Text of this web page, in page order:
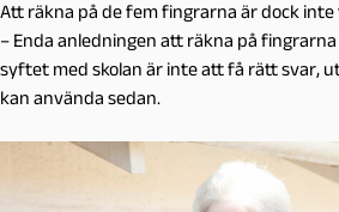
Att räkna på de fem fingrarna är dock inte
– Enda anledningen att räkna på
syftet med skolan är inte att få rätt svar,
kan använda sedan.